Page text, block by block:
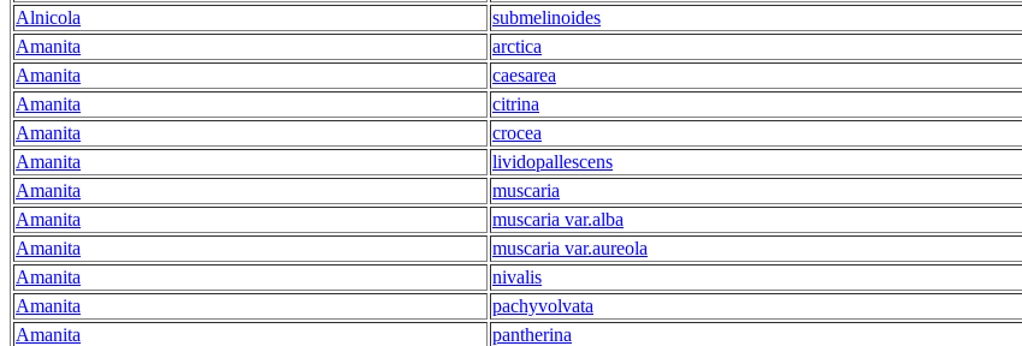
Alnicola
submelinoides
Amanita
arctica
Amanita
caesarea
Amanita
citrina
Amanita
crocea
Amanita
lividopallescens
Amanita
muscaria
Amanita
muscaria var.alba
Amanita
muscaria var.aureola
Amanita
nivalis
Amanita
pachyvolvata
Amanita
pantherina